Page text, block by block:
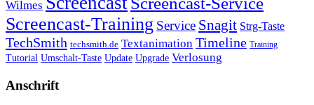
Wilmes
Screencast-Training Service Snagit Strg-Taste
TechSmith techsmith.de Textanimation Timeline Training
Tutorial Umschalt-Taste Update Upgrade Verlosung
Anschrift